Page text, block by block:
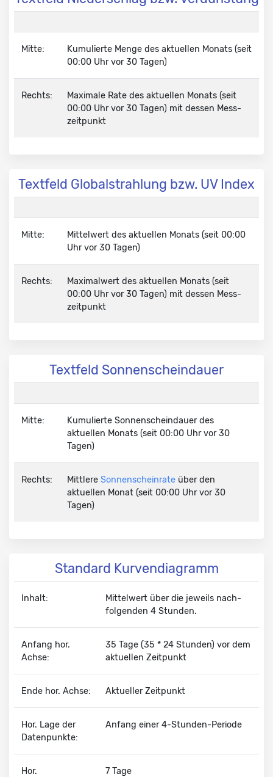
Mitte: Kumulierte Menge des aktuellen Monats (seit
00:00 Uhr vor 30 Tagen)
Rechts: Maximale Rate des aktuellen Monats (seit
00:00 Uhr vor 30 Tagen) mit dessen Mess­
zeit­punkt
Textfeld Globalstrahlung bzw. UV Index
Mitte:
Mittelwert des aktuellen Monats (seit 00:00
Uhr vor 30 Tagen)
Rechts:
Maximalwert des aktuellen Monats (seit
00:00 Uhr vor 30 Tagen) mit dessen Mess­
zeit­punkt
Textfeld Sonnenscheindauer
Mitte: Kumulierte Sonnenscheindauerdes
aktuellen Monats (seit 00:00 Uhr vor 30
Tagen)
Rechts: Mittlere Sonnen­schein­rate über den
aktuellen Monat (seit 00:00 Uhr vor 30
Tagen)
Standard Kurvendiagramm
Inhalt:
Mittelwert über die jeweils nach­
folgenden 4 Stunden.
Anfang hor.
Achse:
35 Tage (35 * 24 Stunden) vor dem
aktuellen Zeitpunkt
Ende hor. Achse: Aktueller Zeitpunkt
Hor. Lage der
Datenpunkte:
Anfang einer 4-Stunden-Periode
Hor. 7 Tage